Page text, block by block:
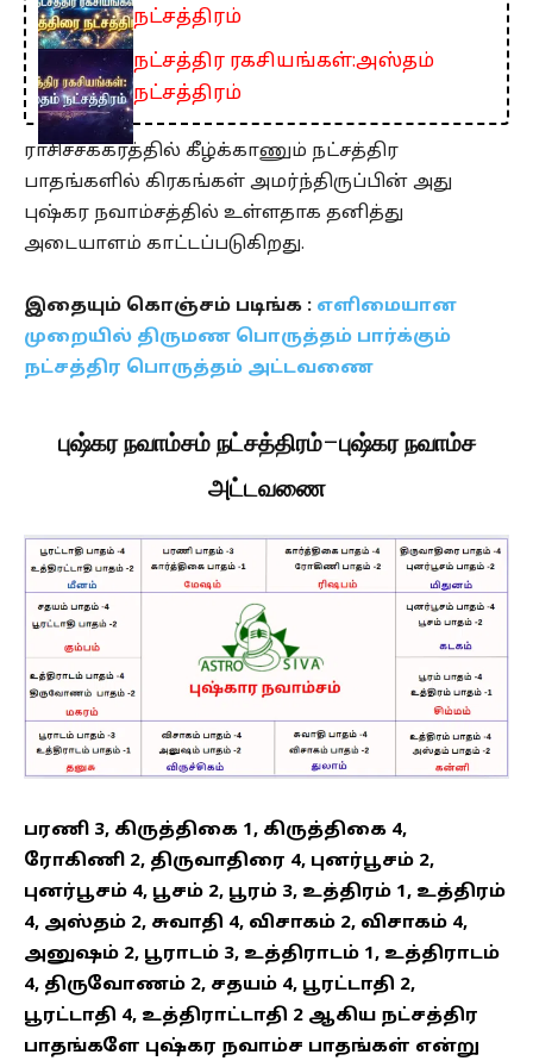
நட்சத்திரம்
நட்சத்திர ரகசியங்கள்:அஸ்தம்
நட்சத்திரம்
ராசிச்சக்கரத்தில் கீழ்க்காணும் நட்சத்திர
பாதங்களில் கிரகங்கள் அமர்ந்திருப்பின் அது
புஷ்கர நவாம்சத்தில் உள்ளதாக தனித்து
அடையாளம் காட்டப்படுகிறது.
இதையும் கொஞ்சம் படிங்க : எளிமையான
முறையில் திருமண பொருத்தம் பார்க்கும்
நட்சத்திர பொருத்தம் அட்டவணை
புஷ்கர நவாம்சம் நட்சத்திரம்–புஷ்கர நவாம்ச
அட்டவணை
பரணி 3, கிருத்திகை 1, கிருத்திகை 4,
ரோகிணி 2, திருவாதிரை 4, புனர்பூசம் 2,
புனர்பூசம் 4, பூசம் 2, பூரம் 3, உத்திரம் 1, உத்திரம்
4, அஸ்தம் 2, சுவாதி 4, விசாகம் 2, விசாகம் 4,
அனுஷம் 2, பூராடம் 3, உத்திராடம் 1, உத்திராடம்
4, திருவோணம் 2, சதயம் 4, பூரட்டாதி 2,
பூரட்டாதி 4, உத்திராட்டாதி 2 ஆகிய நட்சத்திர
பாதங்களே புஷ்கர நவாம்ச பாதங்கள் என்று